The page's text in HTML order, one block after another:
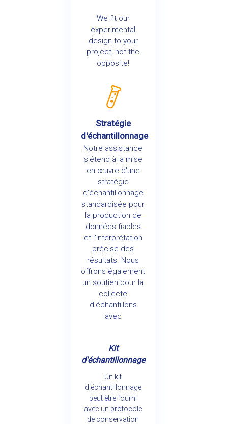
We fit our
experimental
design to your
project, not the
opposite!
Stratégie
d'échantillonnage
Notre assistance
s'étend à la mise
en œuvre d'une
stratégie
d'échantillonnage
standardisée pour
la production de
données fiables
et l'interprétation
précise des
résultats. Nous
offrons également
un soutien pour la
collecte
d'échantillons
avec
Kit
d'échantillonnage
Un kit
d'échantillonnage
peut être fourni
avec un protocole
de conservation